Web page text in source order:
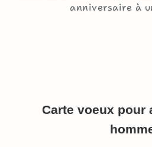
anniversaire à
Carte voeux pour